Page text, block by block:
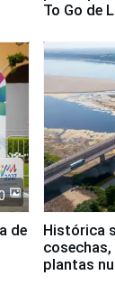
To Go de
de
Histórica
plantas